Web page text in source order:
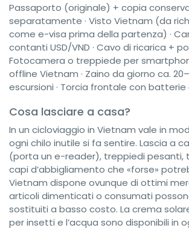
Passaporto (originale) + copia
separatamente · Visto Vietnam (da
come e-visa prima della partenza) ·
contanti USD/VND · Cavo di ricarica +
Fotocamera o treppiede per
offline Vietnam · Zaino da giorno ca.
escursioni · Torcia frontale con batterie
Cosa lasciare a casa?
In un cicloviaggio in Vietnam vale in
ogni chilo inutile si fa sentire. Lascia a
(porta un e-reader), treppiedi pesanti,
capi d’abbigliamento che «forse»
Vietnam dispone ovunque di ottimi
articoli dimenticati o consumati
sostituiti a basso costo. La crema
per insetti e l’acqua sono disponibili in